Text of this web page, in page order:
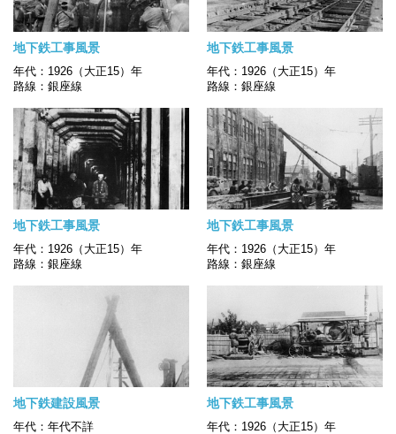
地下鉄工事風景
年代：1926（大正15）年
路線：銀座線
地下鉄工事風景
年代：1926（大正15）年
路線：銀座線
地下鉄工事風景
年代：1926（大正15）年
路線：銀座線
地下鉄工事風景
年代：1926（大正15）年
路線：銀座線
地下鉄建設風景
年代：年代不詳
地下鉄工事風景
年代：1926（大正15）年